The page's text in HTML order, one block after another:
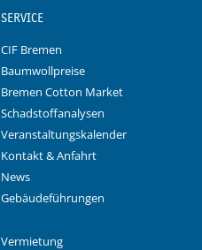
SERVICE
CIF Bremen
Baumwollpreise
Bremen Cotton Market
Schadstoffanalysen
Veranstaltungskalender
Kontakt & Anfahrt
News
Gebäudeführungen
Vermietung